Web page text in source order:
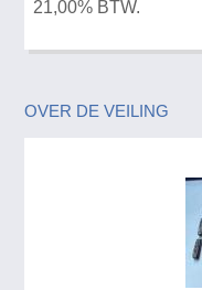
21,00% BTW.
OVER DE VEILING